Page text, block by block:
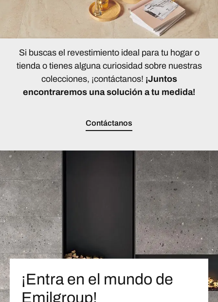
Si buscas el revestimiento ideal para tu hogar o
tienda o tienes alguna curiosidad sobre nuestras
colecciones, ¡contáctanos! ¡Juntos
encontraremos una solución a tu medida!
Contáctanos
¡Entra en el mundo de
Emilgroup!